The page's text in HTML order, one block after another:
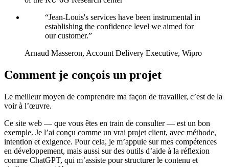
“Jean-Louis's services have been instrumental in
establishing the confidence level we aimed for
our customer.”
Arnaud Masseron, Account Delivery Executive, Wipro
Comment je conçois un projet
Le meilleur moyen de comprendre ma façon de travailler, c’est de la
voir à l’œuvre.
Ce site web — que vous êtes en train de consulter — est un bon
exemple. Je l’ai conçu comme un vrai projet client, avec méthode,
intention et exigence. Pour cela, je m’appuie sur mes compétences
en développement, mais aussi sur des outils d’aide à la réflexion
comme ChatGPT, qui m’assiste pour structurer le contenu et